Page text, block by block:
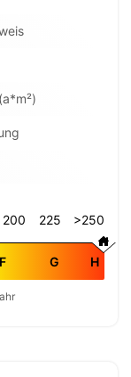
200 225 >250
F G H